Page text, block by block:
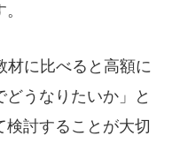
材に比べると高額に
うなりたいか」と
検討することが大切